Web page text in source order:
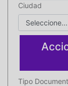
Ciudad
Tipo